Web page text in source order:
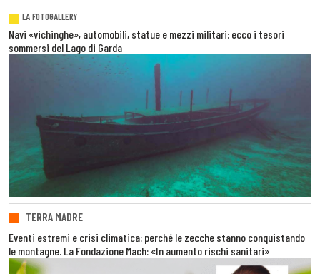
LA FOTOGALLERY
Navi «vichinghe», automobili, statue e mezzi militari: ecco i tesori
sommersi del Lago di Garda
TERRA MADRE
Eventi estremi e crisi climatica: perché le zecche stanno conquistando
le montagne. La Fondazione Mach: «In aumento rischi sanitari»